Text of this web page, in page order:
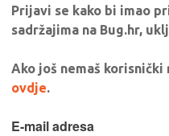
Prijavi se kako bi imao
sadržajima na Bug.hr,
Ako još nemaš
ovdje.
E-mail adresa